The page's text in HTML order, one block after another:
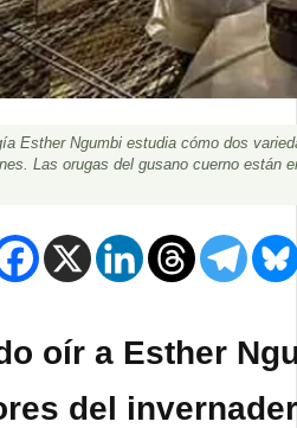
Esther Ngumbi estudia cómo dos
Las orugas del gusano cuerno
oír a Esther
del